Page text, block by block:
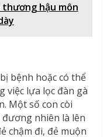
hậu môn
bệnh hoặc có thể
việc lựa lọc đàn gà
Một số con còi
nhiên là lên
chậm đi, đẻ muộn